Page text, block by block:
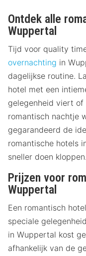
Ontdek alle
Wuppertal
Tijd voor quality
overnachting in
dagelijkse routine.
hotel met een
gelegenheid viert
romantisch nachtje
gegarandeerd de
romantische hotels
sneller doen kloppen.
Prijzen voor
Wuppertal
Een romantisch
speciale
in Wuppertal kost
afhankelijk van de